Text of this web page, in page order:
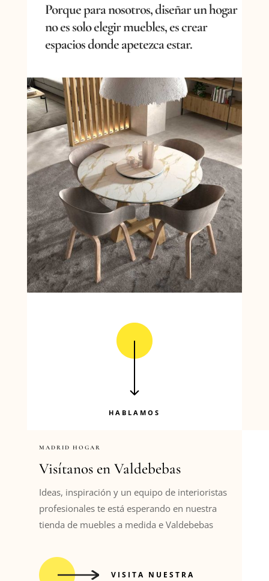
Porque para nosotros, diseñar un hogar
no es solo elegir muebles,es crear
espacios donde apetezca estar.
HABLAMOS
MADRID HOGAR
Visítanos en Valdebebas
Ideas, inspiración y un equipo de interioristas
profesionales te está esperando en nuestra
tienda de muebles a medida e Valdebebas
VISITA NUESTRA